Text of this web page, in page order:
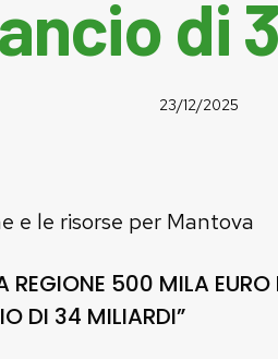
di
23/12/2025
e le risorse per Mantova
500 MILA
DI 34 MILIARDI”